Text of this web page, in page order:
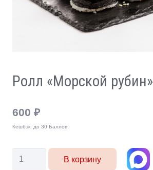
Ролл «Морской рубин»
600 ₽
Кешбэк: до 30 Баллов
Количество
В корзину